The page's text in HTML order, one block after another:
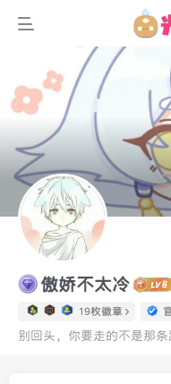
傲娇不太冷
19枚徽章
别回头，你要走的不是那条